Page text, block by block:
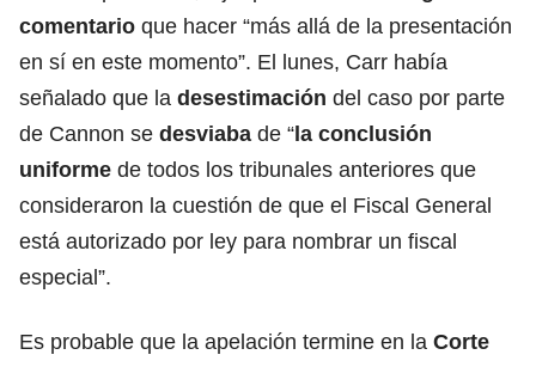
comentario que hacer “más allá de la presentación
en sí en este momento”. El lunes, Carr había
señalado que la desestimación del caso por parte
de Cannon se desviaba de “la conclusión
uniforme de todos los tribunales anteriores que
consideraron la cuestión de que el Fiscal General
está autorizado por ley para nombrar un fiscal
especial”.
Es probable que la apelación termine en la Corte